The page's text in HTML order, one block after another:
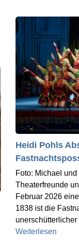
Heidi Pohls
Foto: Michael
Theaterfreunde
Februar 2026
1838 ist die
Weiterlesen